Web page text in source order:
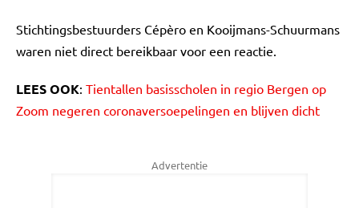
Stichtingsbestuurders Cépèro en Kooijmans-Schuurmans
waren niet direct bereikbaar voor een reactie.
LEES OOK: Tientallen basisscholen in regio Bergen op
Zoom negeren coronaversoepelingen en blijven dicht
Advertentie